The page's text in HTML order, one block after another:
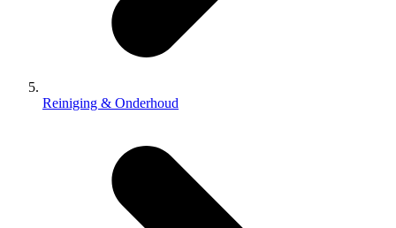
Reiniging & Onderhoud